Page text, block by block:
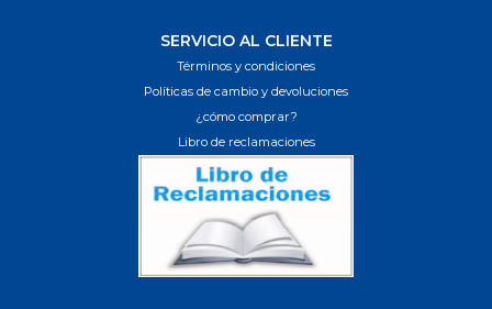
SERVICIO AL CLIENTE
Términos y condiciones
Políticas de cambio y devoluciones
¿cómo comprar?
Libro de reclamaciones